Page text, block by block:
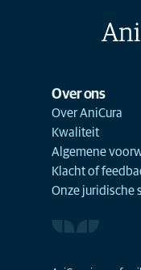
Over ons
Over AniCura
Kwaliteit
Algemene
Klacht of
Onze juridische